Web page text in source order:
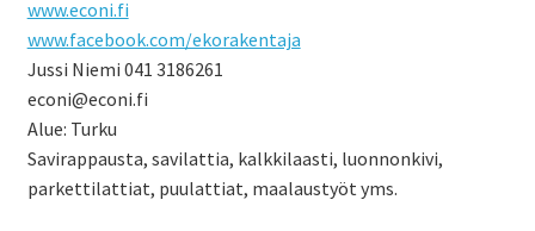
www.econi.fi
www.facebook.com/ekorakentaja
Jussi Niemi 041 3186261
econi@econi.fi
Alue: Turku
Savirappausta, savilattia, kalkkilaasti, luonnonkivi,
parkettilattiat, puulattiat, maalaustyöt yms.